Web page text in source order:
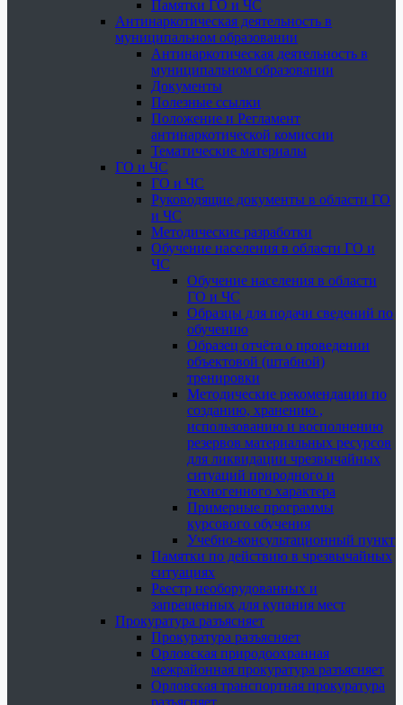
Памятки ГО и ЧС
Антинаркотическая деятельность в
муниципальном образовании
Антинаркотическая деятельность в
муниципальном образовании
Документы
Полезные ссылки
Положение и Регламент
антинаркотической комиссии
Тематические материалы
ГО и ЧС
ГО и ЧС
Руководящие документы в области ГО
и ЧС
Методические разработки
Обучение населения в области ГО и
ЧС
Обучение населения в области
ГО и ЧС
Образцы для подачи сведений по
обучению
Образец отчёта о проведении
объектовой (штабной)
тренировки
Методические рекомендации по
созданию, хранению ,
использованию и восполнению
резервов материальных ресурсов
для ликвидации чрезвычайных
ситуаций природного и
техногенного характера
Примерные программы
курсового обучения
Учебно-консультационный пункт
Памятки по действию в чрезвычайных
ситуациях
Реестр необорудованных и
запрещенных для купания мест
Прокуратура разъясняет
Прокуратура разъясняет
Орловская природоохранная
межрайонная прокуратура разъясняет
Орловская транспортная прокуратура
разъясняет